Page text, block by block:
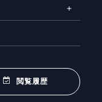
閲覧履歴